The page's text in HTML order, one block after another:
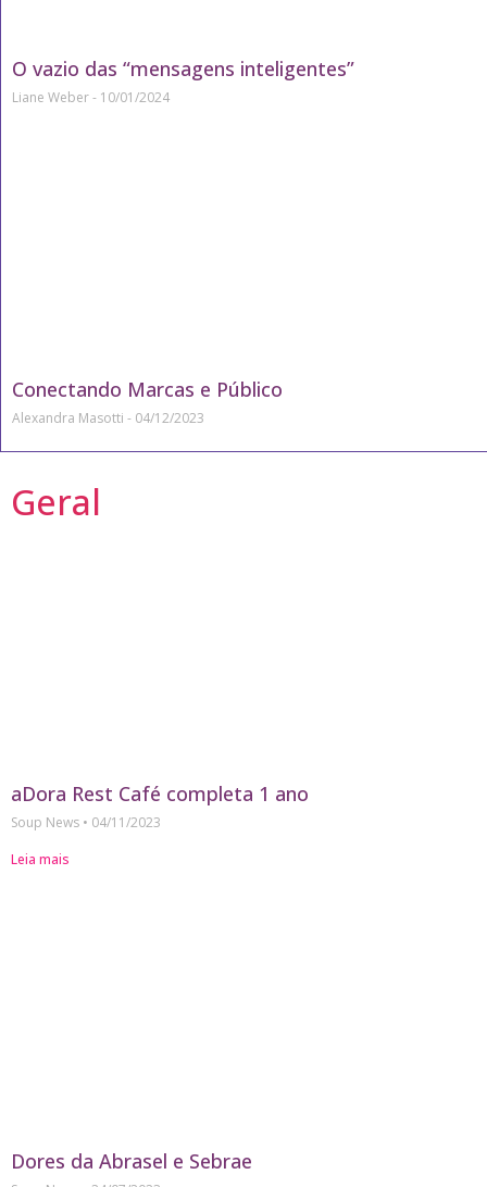
O vazio das “mensagens inteligentes”
Liane Weber 10/01/2024
Conectando Marcas e Público
Alexandra Masotti 04/12/2023
Geral
aDora Rest Café completa 1 ano
Soup News
04/11/2023
Leia mais
Dores da Abrasel e Sebrae